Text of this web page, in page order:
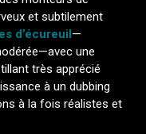
et subtilement
d’écureuil—
une
très apprécié
à un dubbing
à la fois réalistes et